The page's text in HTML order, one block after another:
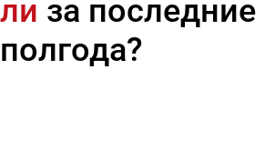
за последние
полгода?